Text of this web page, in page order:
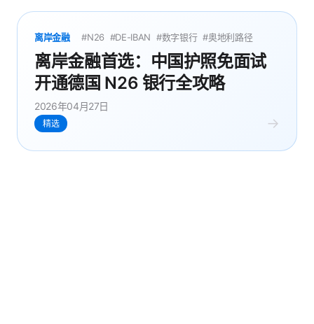
离岸金融 #N26 #DE-IBAN #数字银行 #奥地利路径
离岸金融首选：中国护照免面试
开通德国 N26 银行全攻略
2026年04月27日
精选 →